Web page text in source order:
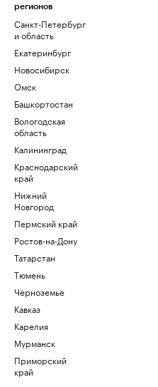
регионов
Санкт-Петербург
и область
Екатеринбург
Новосибирск
Омск
Башкортостан
Вологодская
область
Калининград
Краснодарский
край
Нижний
Новгород
Пермский край
Ростов-на-Дону
Татарстан
Тюмень
Черноземье
Кавказ
Карелия
Мурманск
Приморский
край